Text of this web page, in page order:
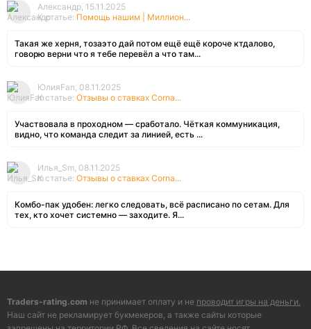
Александр, 15.11.2025
К статье: Помощь нашим | Миллион...
Такая же херня, тозаэто дай потом ещё ещё короче ктдалово,
говорю верни что я тебе перевёл а что там...
ЮлияFan, 08.11.2025
К статье: Отзывы о ставках Corna...
Участвовала в проходном — сработало. Чёткая коммуникация,
видно, что команда следит за линией, есть ...
Илья_Sm, 08.11.2025
К статье: Отзывы о ставках Corna...
Комбо-пак удобен: легко следовать, всё расписано по сетам. Для
тех, кто хочет системно — заходите. Я...
Traders-rating.com не принимает оплату и не проводит игры на деньги.
Наш сайт не рекламирует букмекеров, а также сайты которые